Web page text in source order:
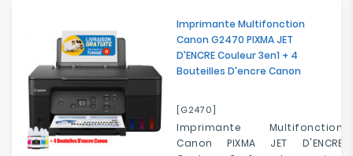
Imprimante Multifonction
Canon G2470 PIXMA JET
D'ENCRE Couleur 3en1 + 4
Bouteilles D'encre Canon
[G2470]
Imprimante Multifonction
Canon PIXMA JET D'ENCRE